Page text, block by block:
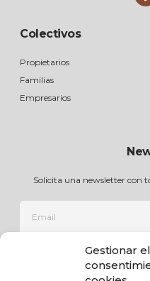
Gestionar el
Colectivos
Propietarios
Familias
Empresarios
Solicita una newsletter con